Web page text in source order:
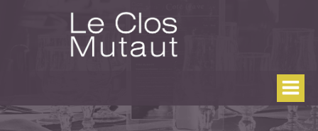
au
contenu